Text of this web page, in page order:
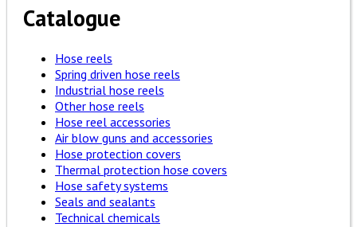
Catalogue
Hose reels
Spring driven hose reels
Industrial hose reels
Other hose reels
Hose reel accessories
Air blow guns and accessories
Hose protection covers
Thermal protection hose covers
Hose safety systems
Seals and sealants
Technical chemicals